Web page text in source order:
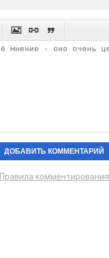
  
Правила комментирования